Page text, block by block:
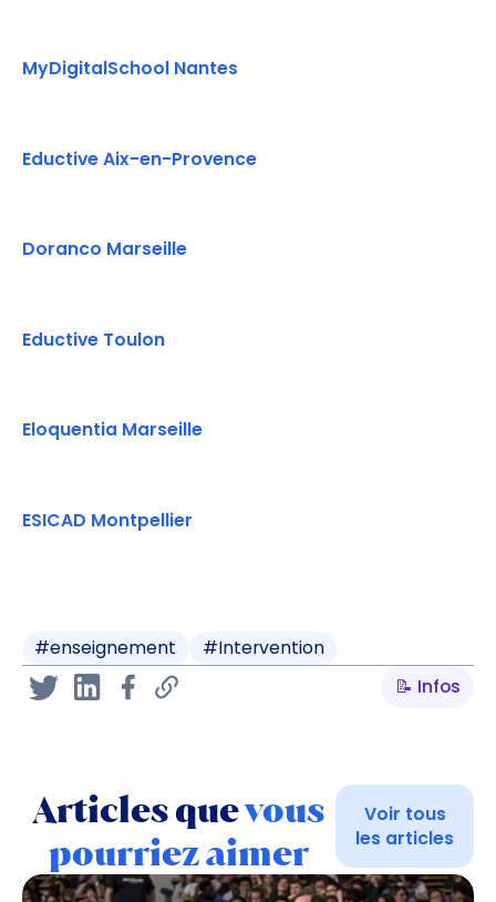
MyDigitalSchool Nantes
Eductive Aix-en-Provence
Doranco Marseille
Eductive Toulon
Eloquentia Marseille
ESICAD Montpellier
#enseignement #Intervention
📝 Infos
Articles quevous
pourriez aimer
Voir tous
les articles